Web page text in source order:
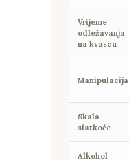
Vrijeme
odležavanja
na kvascu
Manipulacija
Skala
slatkoće
Alkohol